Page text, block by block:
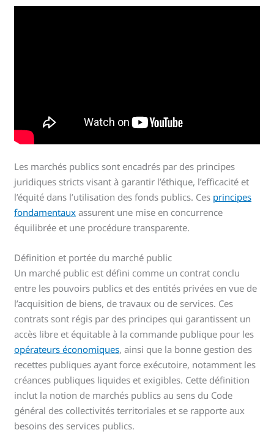
Les marchés publics sont encadrés par des principes
juridiques stricts visant à garantir l’éthique, l’efficacité et
l’équité dans l’utilisation des fonds publics. Ces principes
fondamentaux assurent une mise en concurrence
équilibrée et une procédure transparente.
Définition et portée du marché public
Un marché public est défini comme un contrat conclu
entre les pouvoirs publics et des entités privées en vue de
l’acquisition de biens, de travaux ou de services. Ces
contrats sont régis par des principes qui garantissent un
accès libre et équitable à la commande publique pour les
opérateurs économiques, ainsi que la bonne gestion des
recettes publiques ayant force exécutoire, notamment les
créances publiques liquides et exigibles. Cette définition
inclut la notion de marchés publics au sens du Code
général des collectivités territoriales et se rapporte aux
besoins des services publics.